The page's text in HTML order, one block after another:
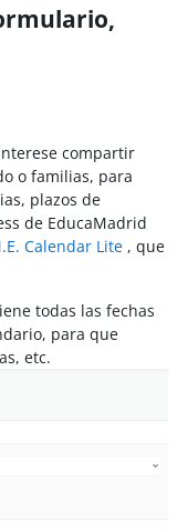
compartir
o familias, para
plazos de
de EducaMadrid
Calendar Lite , que
todas las fechas
para que
etc.